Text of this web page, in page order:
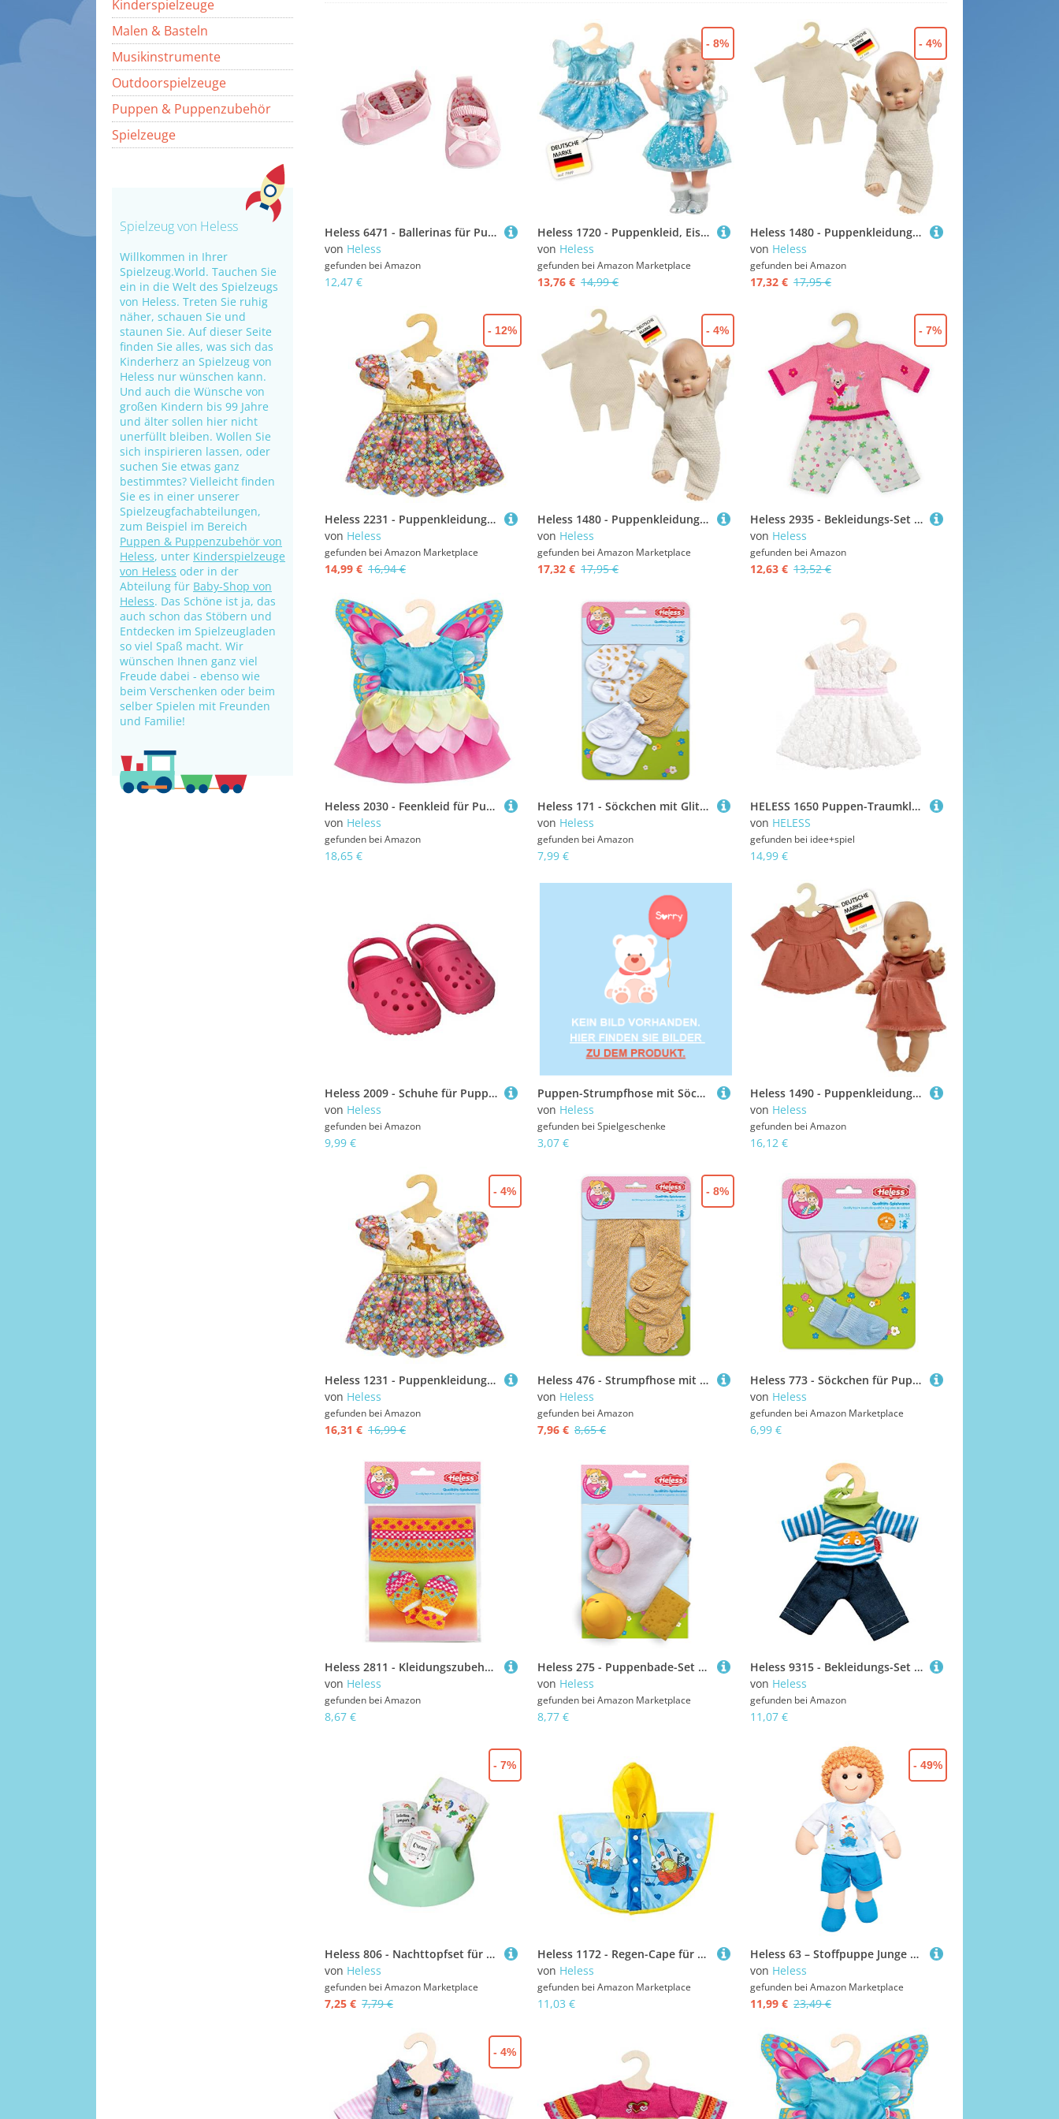
Kinderspielzeuge
Malen & Basteln
Musikinstrumente
Outdoorspielzeuge
Puppen & Puppenzubehör
Spielzeuge
Spielzeug von Heless
Willkommen in Ihrer
Spielzeug.World. Tauchen Sie
ein in die Welt des Spielzeugs
von Heless. Treten Sie ruhig
näher, schauen Sie und
staunen Sie. Auf dieser Seite
finden Sie alles, was sich das
Kinderherz an Spielzeug von
Heless nur wünschen kann.
Und auch die Wünsche von
großen Kindern bis 99 Jahre
und älter sollen hier nicht
unerfüllt bleiben. Wollen Sie
sich inspirieren lassen, oder
suchen Sie etwas ganz
bestimmtes? Vielleicht finden
Sie es in einer unserer
Spielzeugfachabteilungen,
zum Beispiel im Bereich
Puppen & Puppenzubehör von
Heless, unter Kinderspielzeuge
von Heless oder in der
Abteilung für Baby-Shop von
Heless. Das Schöne ist ja, das
auch schon das Stöbern und
Entdecken im Spielzeugladen
so viel Spaß macht. Wir
wünschen Ihnen ganz viel
Freude dabei - ebenso wie
beim Verschenken oder beim
selber Spielen mit Freunden
und Familie!
Heless 6471 - Ballerinas für Puppen, rosa, Größe 30 - 34 cm
von Heless
gefunden bei Amazon
12,47 €
Heless 1720 - Puppenkleid, Eis-Prinzessin, Größe 28 - 35 cm
von Heless
gefunden bei Amazon Marketplace
13,76 € 14,99 €
- 8%
Heless 1480 - Puppenkleidung aus 100 Prozent Bio-Baumwolle, Strickstrampler in Ecru für Puppen und Kuscheltiere der Größe 28-35 cm
von Heless
gefunden bei Amazon
17,32 € 17,95 €
- 4%
Heless 2231 - Puppenkleidung im Design Einhorn Goldy, Glitzerkleid mit schimmernden Pailletten für Puppen und Kuscheltiere der Größe 35 - 45 cm
von Heless
gefunden bei Amazon Marketplace
14,99 € 16,94 €
- 12%
Heless 1480 - Puppenkleidung aus 100 Prozent Bio-Baumwolle, Strickstrampler in Ecru für Puppen und Kuscheltiere der Größe 28-35 cm
von Heless
gefunden bei Amazon Marketplace
17,32 € 17,95 €
- 4%
Heless 2935 - Bekleidungs-Set für Puppen im Alpaka Oskar Design, 2 teilig mit Pullover und Hose, Größe 35-45 cm
von Heless
gefunden bei Amazon
12,63 € 13,52 €
- 7%
Heless 2030 - Feenkleid für Puppen im Schmetterling-Design, Größe 35 - 45 cm
von Heless
gefunden bei Amazon
18,65 €
Heless 171 - Söckchen mit Glitzer für Puppen, in den Farben Weiß, Gold und Silber, 3 Paar, Größe 35 - 45
von Heless
gefunden bei Amazon
7,99 €
HELESS 1650 Puppen-Traumkleid, klein, Gr. 28-35 cm
von HELESS
gefunden bei idee+spiel
14,99 €
Heless 2009 - Schuhe für Puppen, kultige Clogs in Pink, Größe 38 - 45 cm
von Heless
gefunden bei Amazon
9,99 €
Puppen-Strumpfhose mit Söckchen, gold, Gr. 28-35 cm
von Heless
gefunden bei Spielgeschenke
3,07 €
Heless 1490 - Puppenkleidung aus 100 Prozent Bio-Baumwolle, Strickkleid in Pfirsich für Puppen und Kuscheltiere der Größe 28-35 cm
von Heless
gefunden bei Amazon
16,12 €
Heless 1231 - Puppenkleidung im Design Einhorn Goldy, Glitzerkleid mit schimmernden Pailletten für Puppen und Kuscheltiere der Größe 28 - 35 cm
von Heless
gefunden bei Amazon
16,31 € 16,99 €
- 4%
Heless 476 - Strumpfhose mit Söckchen für Puppen, gold, Größe 35 - 45 cm
von Heless
gefunden bei Amazon
7,96 € 8,65 €
- 8%
Heless 773 - Söckchen für Puppen, in den Farben weiß, rosa und hellblau, 3 Paar, Größe 28 - 35 cm
von Heless
gefunden bei Amazon Marketplace
6,99 €
Heless 2811 - Kleidungszubehör für Puppen im Design Jolly, 2 teilig mit Fäustlingen und Stirnband, Größe 35 - 45 cm
von Heless
gefunden bei Amazon
8,67 €
Heless 275 - Puppenbade-Set 4 teilig, Waschhandschuh, Schwamm, Badeente und Rassel, für ausgelassenen Waschspaß
von Heless
gefunden bei Amazon Marketplace
8,77 €
Heless 9315 - Bekleidungs-Set für Puppen, 3 teilig mit Jeans, Streifenshirt und pfiffigem Halstuch, Größe 20 - 25 cm
von Heless
gefunden bei Amazon
11,07 €
Heless 806 - Nachttopfset für Puppen, 4 teilig, mit Zubehör zur Puppenpflege, mintfarben, für Ausflüge und Urlaub mit der Puppe
von Heless
gefunden bei Amazon Marketplace
7,25 € 7,79 €
- 7%
Heless 1172 - Regen-Cape für Puppen im Design Segelfreunde, wasserdicht, Größe 28 - 35 cm
von Heless
gefunden bei Amazon Marketplace
11,03 €
Heless 63 – Stoffpuppe Junge Fiete mit maritimem Outfit, ca. 32 cm große Weich-Puppe zum Kuscheln, Spielen und Liebhaben
von Heless
gefunden bei Amazon Marketplace
11,99 € 23,49 €
- 49%
- 4%